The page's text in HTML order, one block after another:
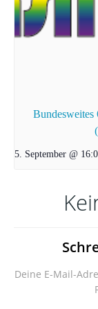
Bundesweites
5. September @
Deine E-Mail-